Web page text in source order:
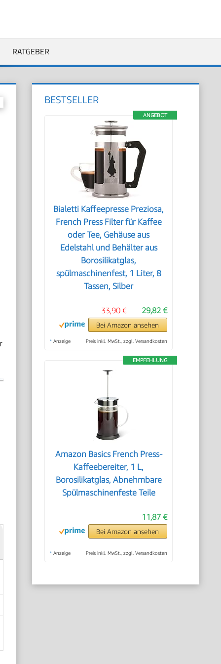
RATGEBER
BESTSELLER
ANGEBOT
Bialetti Kaffeepresse Preziosa,
French Press Filter für Kaffee
oder Tee, Gehäuse aus
Edelstahl und Behälter aus
Borosilikatglas,
spülmaschinenfest, 1 Liter, 8
Tassen, Silber
29,82 €
33,90 €
Bei Amazon ansehen
* Anzeige Preis inkl. MwSt., zzgl. Versandkosten
EMPFEHLUNG
Amazon Basics French Press-
Kaffeebereiter, 1 L,
Borosilikatglas, Abnehmbare
Spülmaschinenfeste Teile
11,87 €
Bei Amazon ansehen
* Anzeige Preis inkl. MwSt., zzgl. Versandkosten